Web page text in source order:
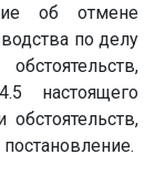
об отмене
по делу
настоящего